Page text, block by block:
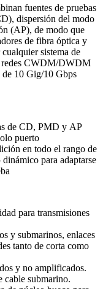
fuentes de pruebas
dispersión del modo
(AP), de modo que
de fibra óptica y
sistema de
redes CWDM/DWDM
10 Gig/10 Gbps
de CD, PMD y AP
puerto
en todo el rango de
para adaptarse
para transmisiones
y submarinos, enlaces
tanto de corta como
y no amplificados.
cable submarino.